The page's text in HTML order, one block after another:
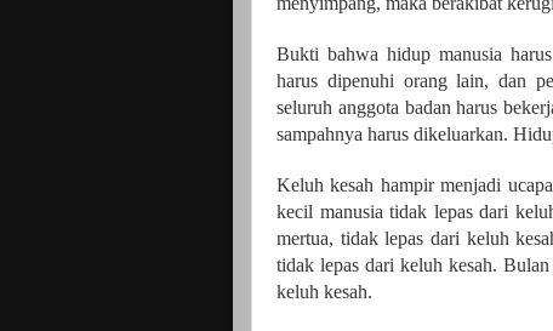
Bukti bahwa hidup manusia
harus dipenuhi orang lain, dan
seluruh anggota badan harus
sampahnya harus dikeluarkan.
Keluh kesah hampir menjadi
kecil manusia tidak lepas dari
mertua, tidak lepas dari keluh
tidak lepas dari keluh kesah.
keluh kesah.